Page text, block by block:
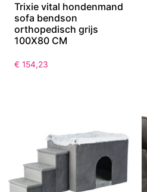
Trixie vital hondenmand
sofa bendson
orthopedisch grijs
100X80 CM
€ 154,23